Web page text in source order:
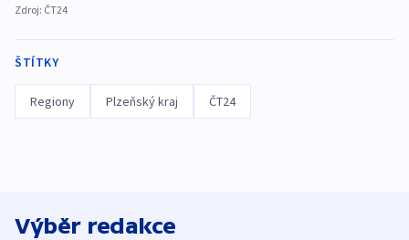
Zdroj: ČT24
ŠTÍTKY
Regiony Plzeňský kraj ČT24
Výběr redakce